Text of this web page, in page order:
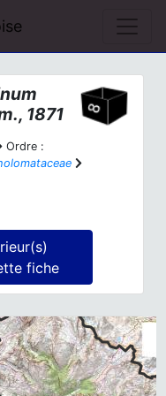
1871
Ordre :
agrégé(s) sur cette fiche